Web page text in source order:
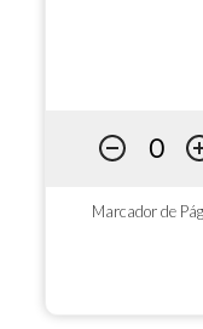
Marcador de